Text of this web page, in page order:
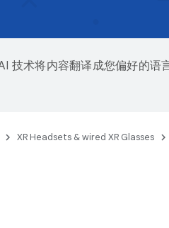
技术将内容翻译成您偏好的语言
XR Headsets & wired XR Glasses